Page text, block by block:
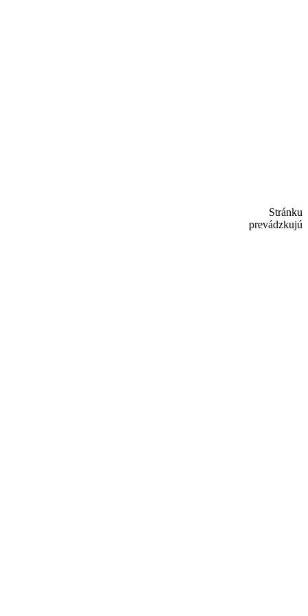
Stránku
prevádzkujú